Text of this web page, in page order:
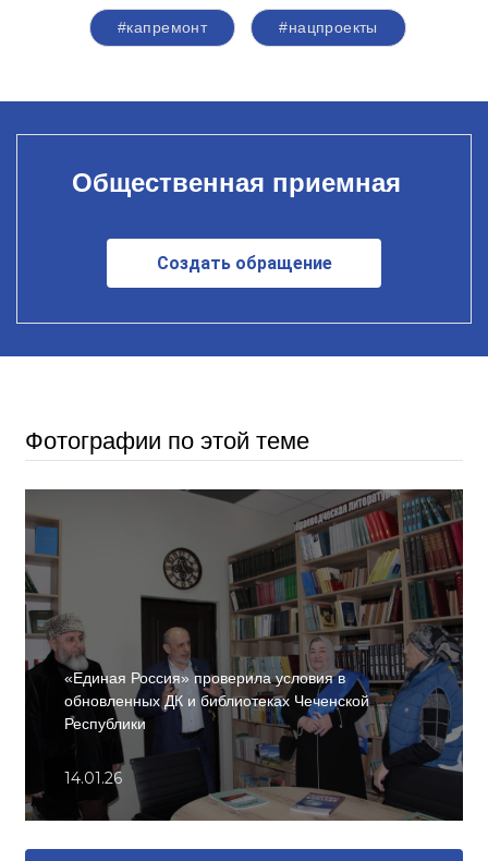
#капремонт #нацпроекты
Общественная приемная
Создать обращение
Фотографии по этой теме
«Единая Россия» проверила условия в
обновленных ДК и библиотеках Чеченской
Республики
14.01.26